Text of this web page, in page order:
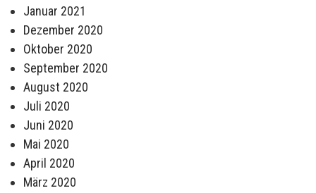
Januar 2021
Dezember 2020
Oktober 2020
September 2020
August 2020
Juli 2020
Juni 2020
Mai 2020
April 2020
März 2020